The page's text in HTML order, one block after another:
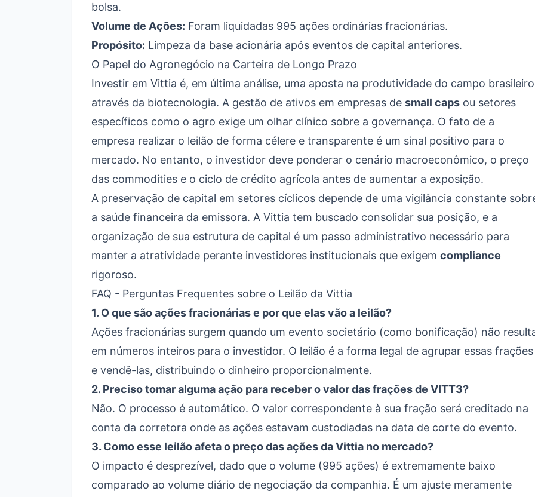
bolsa.
Volume de Ações: Foram liquidadas 995 ações ordinárias fracionárias.
Propósito: Limpeza da base acionária após eventos de capital anteriores.
O Papel do Agronegócio na Carteira de Longo Prazo
Investir em Vittia é, em última análise, uma aposta na produtividade do campo brasileiro
através da biotecnologia. A gestão de ativos em empresas de small caps ou setores
específicos como o agro exige um olhar clínico sobre a governança. O fato de a
empresa realizar o leilão de forma célere e transparente é um sinal positivo para o
mercado. No entanto, o investidor deve ponderar o cenário macroeconômico, o preço
das commodities e o ciclo de crédito agrícola antes de aumentar a exposição.
A preservação de capital em setores cíclicos depende de uma vigilância constante
a saúde financeira da emissora. A Vittia tem buscado consolidar sua posição, e a
organização de sua estrutura de capital é um passo administrativo necessário para
manter a atratividade perante investidores institucionais que exigem compliance
rigoroso.
FAQ - Perguntas Frequentes sobre o Leilão da Vittia
1. O que são ações fracionárias e por que elas vão a leilão?
Ações fracionárias surgem quando um evento societário (como bonificação) não
em números inteiros para o investidor. O leilão é a forma legal de agrupar essas frações
e vendê-las, distribuindo o dinheiro proporcionalmente.
2. Preciso tomar alguma ação para receber o valor das frações de VITT3?
Não. O processo é automático. O valor correspondente à sua fração será creditado na
conta da corretora onde as ações estavam custodiadas na data de corte do evento.
3. Como esse leilão afeta o preço das ações da Vittia no mercado?
O impacto é desprezível, dado que o volume (995 ações) é extremamente baixo
comparado ao volume diário de negociação da companhia. É um ajuste meramente